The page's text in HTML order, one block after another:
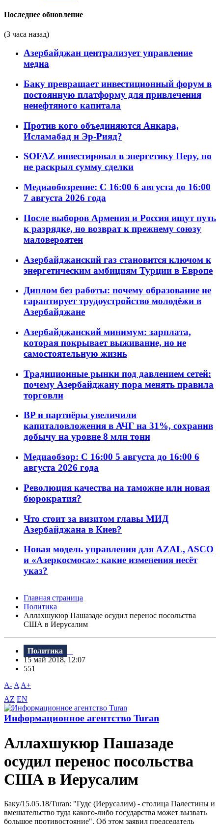
Последнее обновление
(3 часа назад)
Азербайджан централизует управление
медиа
Баку превращает инвестиционный форум в
постоянную платформу для привлечения
ненефтяного капитала
Против кого объединяются Анкара,
Исламабад и Эр-Рияд?
SOFAZ инвестировал в энергетику Перу, но
не раскрыл сумму сделки
Медиаобозрение: С 16:00 6 августа до 16:00
7 августа 2026 года
После выборов Армения и Россия ищут путь
к разрядке, но возврат к прежнему союзу
маловероятен
Азербайджанский газ становится ключом к
энергетическим амбициям Турции в Европе
Диплом без работы: почему образование не
гарантирует трудоустройство молодёжи в
Азербайджане
Азербайджанский минимум: зарплата,
которая покрывает выживание, но не
самостоятельную жизнь
Традиционные рынки под давлением сетей:
почему Азербайджану пора менять правила
торговли
BP и партнёры увеличили
капиталовложения в АЧГ на 31%, сохранив
добычу на уровне 8 млн тонн
Медиаобзор: С 16:00 5 августа до 16:00 6
августа 2026 года
Революция качества на таможне или новая
бюрократия?
Что стоит за визитом главы МИД
Азербайджана в Киев?
Новая модель управления для AZAL, ASCO
и «Азеркосмоса»: какие изменения несёт
указ?
Главная страница
Политика
Аллахшукюр Пашазаде осудил перенос посольства
США в Иерусалим
Политика
15 май 2018, 12:07
551
A- A A+
AZ EN
Информационное агентство Turan
Аллахшукюр Пашазаде
осудил перенос посольства
США в Иерусалим
Баку/15.05.18/Turan: "Гудс (Иерусалим) - столица Палестины и
вмешательство туда какого-либо государства может вызвать
большое противостояние". Об этом заявил председатель